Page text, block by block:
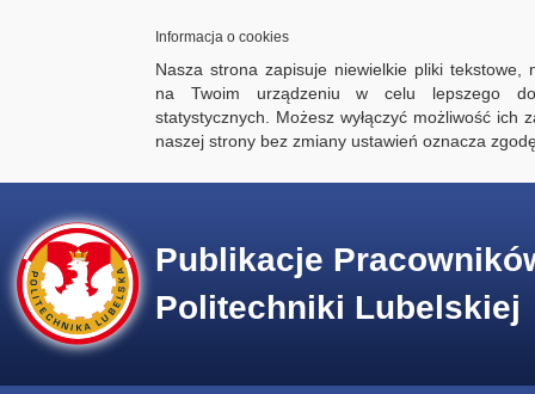
Informacja o cookies
Nasza strona zapisuje niewielkie pliki tekstowe,
na Twoim urządzeniu w celu lepszego
statystycznych. Możesz wyłączyć możliwość ich
naszej strony bez zmiany ustawień oznacza
Publikacje
Politechniki Lubelskiej